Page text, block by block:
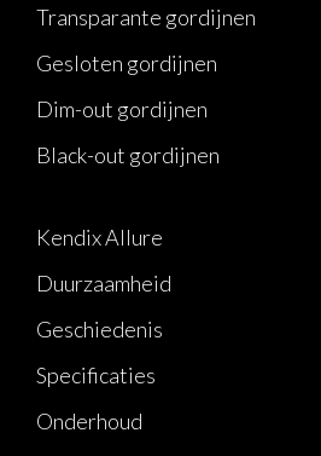
Transparante gordijnen
Gesloten gordijnen
Dim-out gordijnen
Black-out gordijnen
Kendix Allure
Duurzaamheid
Geschiedenis
Specificaties
Onderhoud